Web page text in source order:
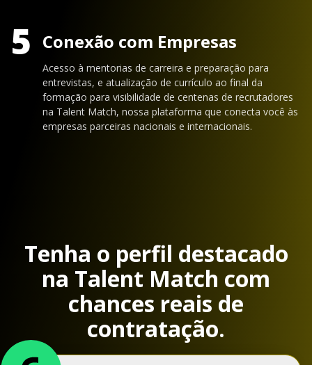
5 Conexão com Empresas
Acesso à mentorias de carreira e preparação para
entrevistas, e atualização de currículo ao final da
formação para visibilidade de centenas de recrutadores
na Talent Match, nossa plataforma que conecta você às
empresas parceiras nacionais e internacionais.
Tenha o perfil destacado
na Talent Match com
chances reais de
contratação.